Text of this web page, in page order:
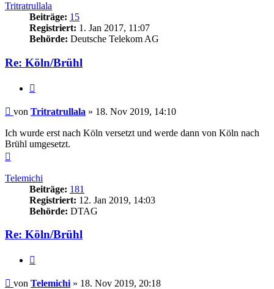
Tritratrullala
Beiträge: 15
Registriert: 1. Jan 2017, 11:07
Behörde: Deutsche Telekom AG
Re: Köln/Brühl
Beitrag
von Tritratrullala » 18. Nov 2019, 14:10
Ich wurde erst nach Köln versetzt und werde dann von Köln nach
Brühl umgesetzt.
Telemichi
Beiträge: 181
Registriert: 12. Jan 2019, 14:03
Behörde: DTAG
Re: Köln/Brühl
Beitrag
von Telemichi » 18. Nov 2019, 20:18